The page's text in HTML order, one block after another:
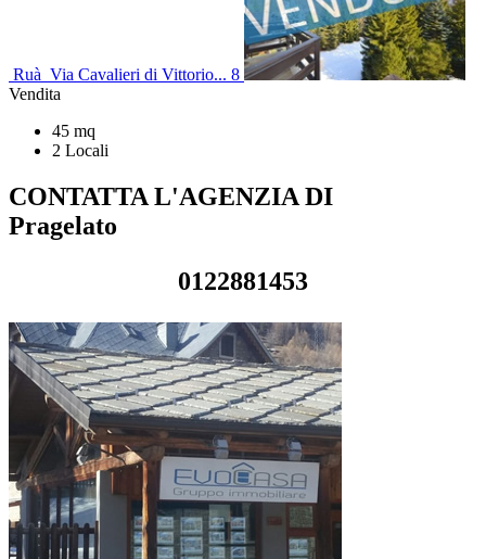
Ruà Via Cavalieri di Vittorio... 8
Vendita
45 mq
2 Locali
CONTATTA L'AGENZIA DI
Pragelato
0122881453